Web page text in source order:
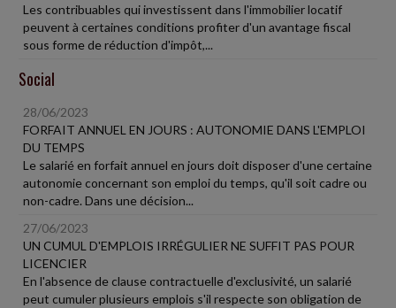
Les contribuables qui investissent dans l'immobilier locatif
peuvent à certaines conditions profiter d'un avantage fiscal
sous forme de réduction d'impôt,...
Social
28/06/2023
FORFAIT ANNUEL EN JOURS : AUTONOMIE DANS L'EMPLOI
DU TEMPS
Le salarié en forfait annuel en jours doit disposer d'une certaine
autonomie concernant son emploi du temps, qu'il soit cadre ou
non-cadre. Dans une décision...
27/06/2023
UN CUMUL D'EMPLOIS IRRÉGULIER NE SUFFIT PAS POUR
LICENCIER
En l'absence de clause contractuelle d'exclusivité, un salarié
peut cumuler plusieurs emplois s'il respecte son obligation de